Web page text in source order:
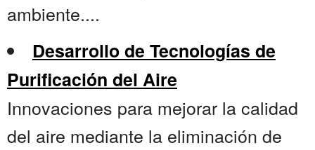
ambiente....
Desarrollo de Tecnologías de
Purificación del Aire
Innovaciones para mejorar la calidad
del aire mediante la eliminación de